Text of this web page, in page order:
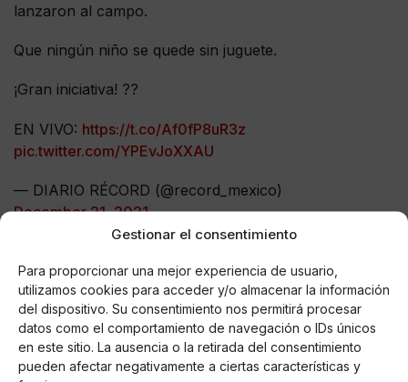
Gestionar el consentimiento
Para proporcionar una mejor experiencia de usuario,
utilizamos cookies para acceder y/o almacenar la información
del dispositivo. Su consentimiento nos permitirá procesar
datos como el comportamiento de navegación o IDs únicos
en este sitio. La ausencia o la retirada del consentimiento
pueden afectar negativamente a ciertas características y
lanzaron al campo.
Que ningún niño se quede sin juguete.
¡Gran iniciativa! ??
EN VIVO: https://t.co/Af0fP8uR3z
pic.twitter.com/YPEvJoXXAU
— DIARIO RÉCORD (@record_mexico)
December 21, 2021
del cuadro femenil de los Tigres, y no es otro que el
habituado a las conductas lamentables,Nahuel
Guzmán, pues el portero argentino, de paseo por la
cancha, fue captado lanzándole un objeto a las
rivales de sus compañeras, al parecer, uno de los